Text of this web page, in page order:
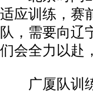
适应训练，赛
队，需要向辽
们会全力以赴
广厦队训练